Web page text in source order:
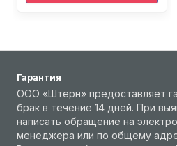
Гарантия
ООО «Штерн» предоставляет
брак в течение 14 дней. При
написать обращение на
менеджера или по общему